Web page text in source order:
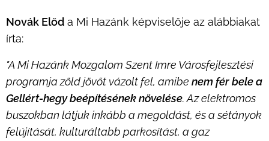
Novák Előd a Mi Hazánk képviselője az alábbiakat
írta:
"A Mi Hazánk Mozgalom Szent Imre Városfejlesztési
programja zöld jövőt vázolt fel, amibe nem fér bele a
Gellért-hegy beépítésének növelése. Az elektromos
buszokban látjuk inkább a megoldást, és a sétányok
felújítását, kulturáltabb parkosítást, a gaz